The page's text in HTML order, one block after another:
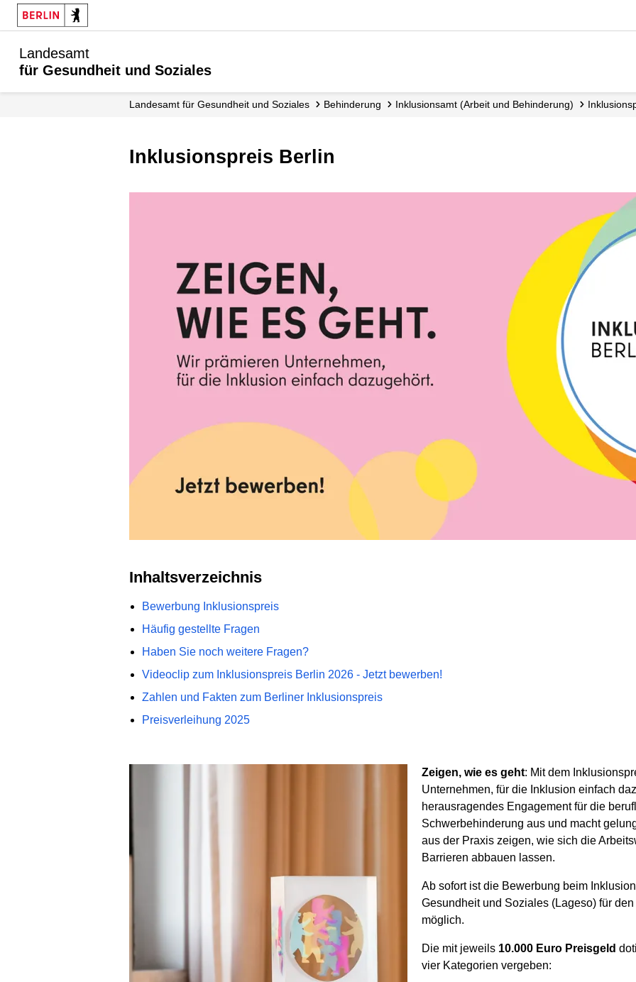
Landesamt
für Gesundheit und Soziales
Landesamt für Gesundheit und Soziales Behinderung Inklusionsamt (Arbeit und Behinderung)
Inklusionspreis Berlin
Inhaltsverzeichnis
Bewerbung Inklusionspreis
Häufig gestellte Fragen
Haben Sie noch weitere Fragen?
Videoclip zum Inklusionspreis Berlin 2026 - Jetzt bewerben!
Zahlen und Fakten zum Berliner Inklusionspreis
Preisverleihung 2025
Zeigen, wie es geht: Mit dem
Unternehmen, für die Inklusion einfach
herausragendes Engagement für die
Schwerbehinderung aus und macht
aus der Praxis zeigen, wie sich die
Barrieren abbauen lassen.
Ab sofort ist die Bewerbung beim
Gesundheit und Soziales (Lageso) für
möglich.
Die mit jeweils 10.000 Euro Preisgeld
vier Kategorien vergeben: